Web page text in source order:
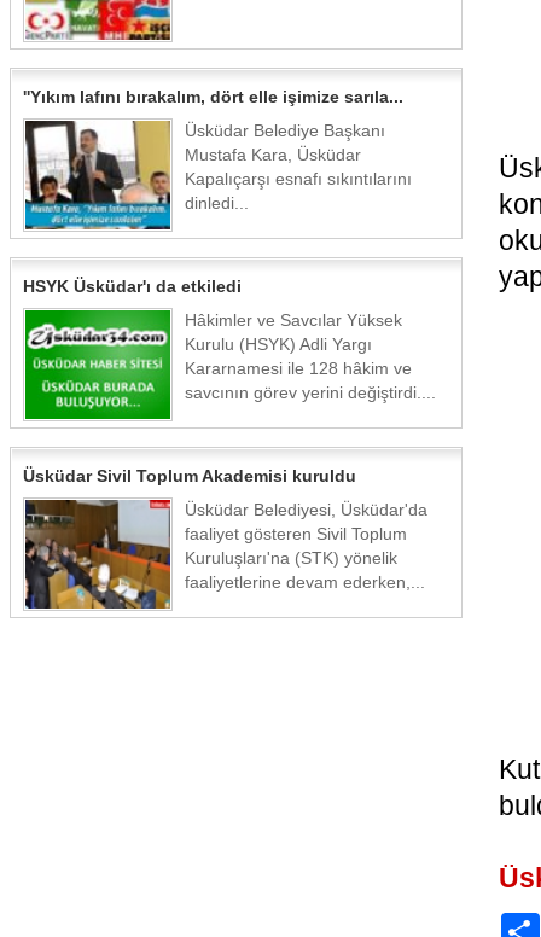
''Yıkım lafını bırakalım, dört elle işimize sarıla...
Üsküdar Belediye Başkanı
Mustafa Kara, Üsküdar
Kapalıçarşı esnafı sıkıntılarını
dinledi...
HSYK Üsküdar'ı da etkiledi
Hâkimler ve Savcılar Yüksek
Kurulu (HSYK) Adli Yargı
Kararnamesi ile 128 hâkim ve
savcının görev yerini değiştirdi....
Üsküdar Sivil Toplum Akademisi kuruldu
Üsküdar Belediyesi, Üsküdar'da
faaliyet gösteren Sivil Toplum
Kuruluşları'na (STK) yönelik
faaliyetlerine devam ederken,...